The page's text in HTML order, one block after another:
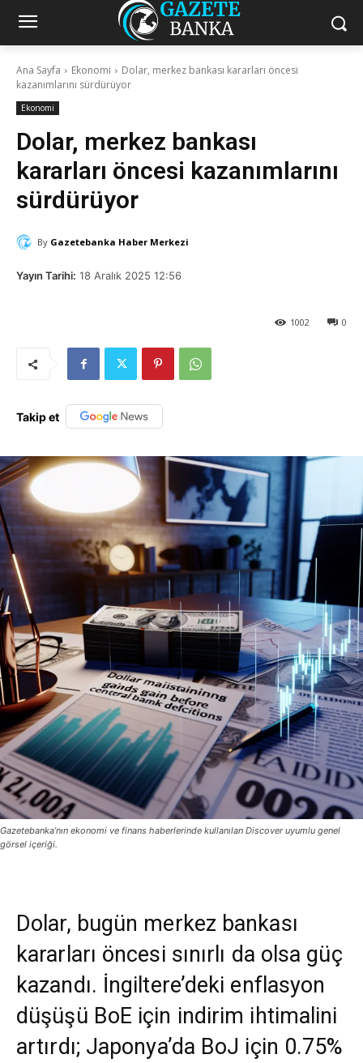
Ana Sayfa Ekonomi
Dolar, merkez bankası kararları öncesi
kazanımlarını sürdürüyor
Ekonomi
Dolar, merkez bankası
kararları öncesi kazanımlarını
sürdürüyor
By Gazetebanka Haber Merkezi
Yayın Tarihi: 18 Aralık 2025 12:56
0
1002
Takip et
Gazetebanka’nın ekonomi ve finans haberlerinde kullanılan Discover uyumlu genel
görsel içeriği.
Dolar, bugün merkez bankası
kararları öncesi sınırlı da olsa güç
kazandı. İngiltere’deki enflasyon
düşüşü BoE için indirim ihtimalini
artırdı; Japonya’da BoJ için 0.75%